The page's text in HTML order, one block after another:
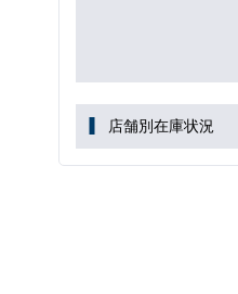
店舗別在庫状況